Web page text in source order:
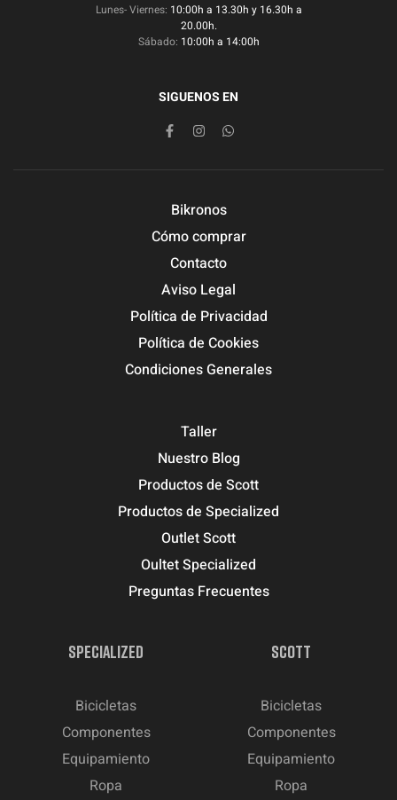
Lunes- Viernes: 10:00h a 13.30h y 16.30h a
20.00h.
Sábado: 10:00h a 14:00h
SIGUENOS EN
Bikronos
Cómo comprar
Contacto
Aviso Legal
Política de Privacidad
Política de Cookies
Condiciones Generales
Taller
Nuestro Blog
Productos de Scott
Productos de Specialized
Outlet Scott
Oultet Specialized
Preguntas Frecuentes
SPECIALIZED
Bicicletas
Componentes
Equipamiento
Ropa
SCOTT
Bicicletas
Componentes
Equipamiento
Ropa